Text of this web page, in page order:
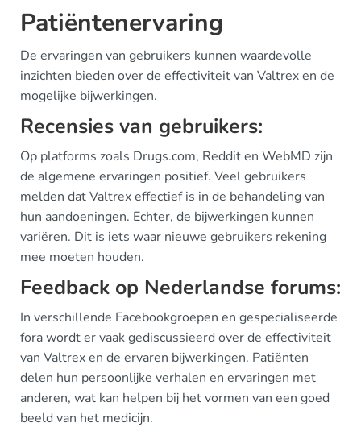
Patiëntenervaring
De ervaringen van gebruikers kunnen waardevolle
inzichten bieden over de effectiviteit van Valtrex en de
mogelijke bijwerkingen.
Recensies van gebruikers:
Op platforms zoals Drugs.com, Reddit en WebMD zijn
de algemene ervaringen positief. Veel gebruikers
melden dat Valtrex effectief is in de behandeling van
hun aandoeningen. Echter, de bijwerkingen kunnen
variëren. Dit is iets waar nieuwe gebruikers rekening
mee moeten houden.
Feedback op Nederlandse forums:
In verschillende Facebookgroepen en gespecialiseerde
fora wordt er vaak gediscussieerd over de effectiviteit
van Valtrex en de ervaren bijwerkingen. Patiënten
delen hun persoonlijke verhalen en ervaringen met
anderen, wat kan helpen bij het vormen van een goed
beeld van het medicijn.